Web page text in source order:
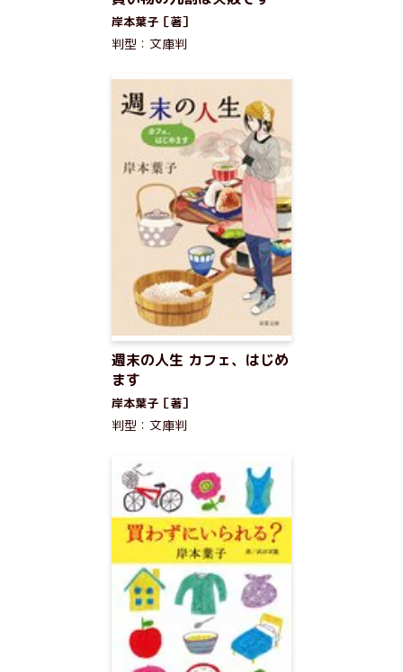
岸本葉子［著］
判型：文庫判
週末の人生 カフェ、はじめ
ます
岸本葉子［著］
判型：文庫判